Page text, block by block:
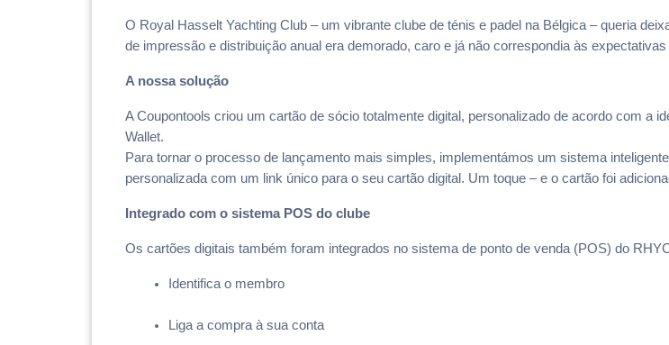
O Royal Hasselt Yachting Club – um vibrante clube de ténis e padel na Bélgica – queria
de impressão e distribuição anual era demorado, caro e já não correspondia às
A nossa solução
A Coupontools criou um cartão de sócio totalmente digital, personalizado de acordo com a
Wallet.
Para tornar o processo de lançamento mais simples, implementámos um sistema
personalizada com um link único para o seu cartão digital. Um toque – e o cartão foi
Integrado com o sistema POS do clube
Os cartões digitais também foram integrados no sistema de ponto de venda (POS) do
Identifica o membro
Liga a compra à sua conta